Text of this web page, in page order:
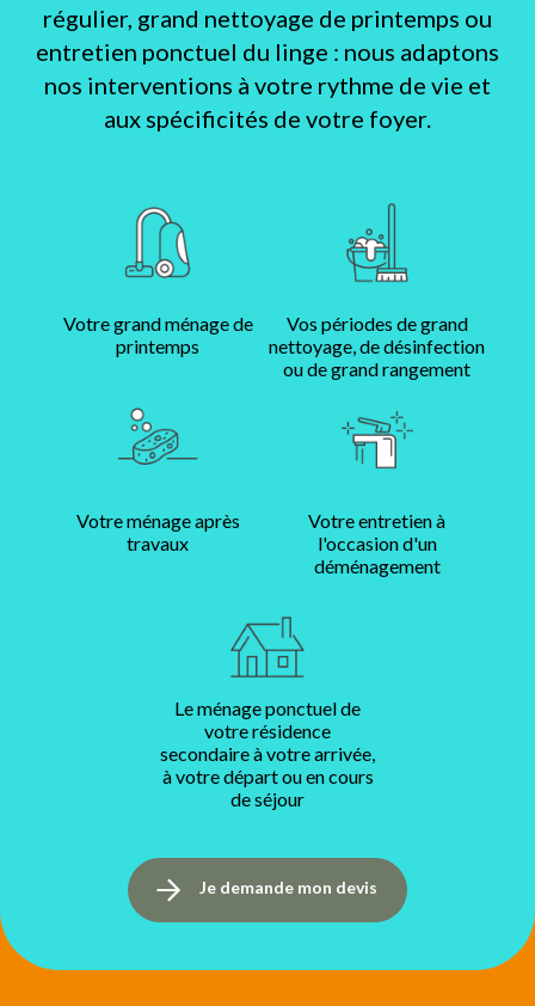
régulier, grand nettoyage de printemps ou
entretien ponctuel du linge : nous adaptons
nos interventions à votre rythme de vie et
aux spécificités de votre foyer.
Votre grand ménage de
printemps
Vos périodes de grand
nettoyage, de désinfection
ou de grand rangement
Votre ménage après
travaux
Votre entretien à
l'occasion d'un
déménagement
Le ménage ponctuel de
votre résidence
secondaire à votre arrivée,
à votre départ ou en cours
de séjour
Je demande mon devis